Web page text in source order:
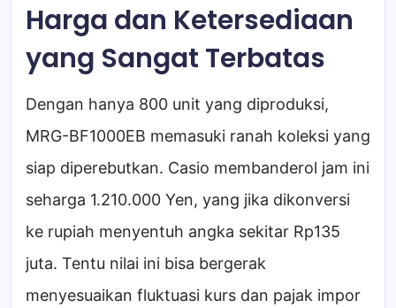
Harga dan Ketersediaan
yang Sangat Terbatas
Dengan hanya 800 unit yang diproduksi,
MRG-BF1000EB memasuki ranah koleksi yang
siap diperebutkan. Casio membanderol jam ini
seharga 1.210.000 Yen, yang jika dikonversi
ke rupiah menyentuh angka sekitar Rp135
juta. Tentu nilai ini bisa bergerak
menyesuaikan fluktuasi kurs dan pajak impor